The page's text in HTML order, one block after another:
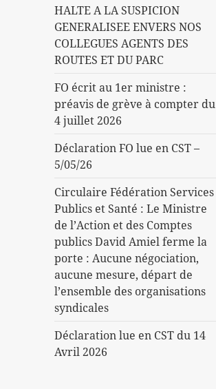
HALTE A LA SUSPICION
GENERALISEE ENVERS NOS
COLLEGUES AGENTS DES
ROUTES ET DU PARC
FO écrit au 1er ministre :
préavis de grève à compter du
4 juillet 2026
Déclaration FO lue en CST –
5/05/26
Circulaire Fédération Services
Publics et Santé : Le Ministre
de l’Action et des Comptes
publics David Amiel ferme la
porte : Aucune négociation,
aucune mesure, départ de
l’ensemble des organisations
syndicales
Déclaration lue en CST du 14
Avril 2026